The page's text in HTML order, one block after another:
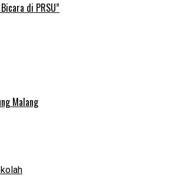
di PRSU”
Malang